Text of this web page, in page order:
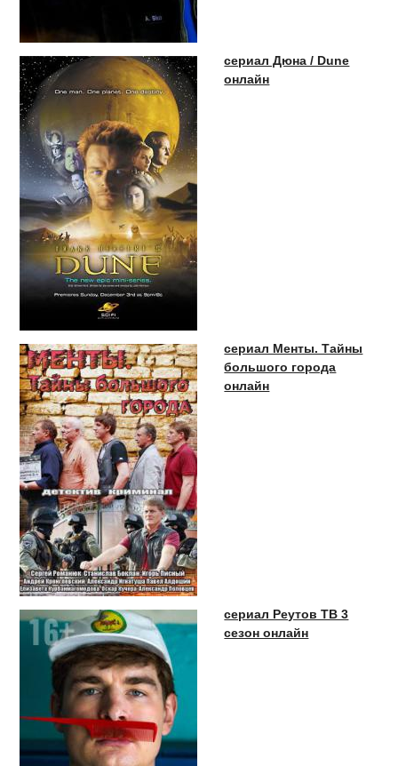
сериал Дюна / Dune
онлайн
сериал Менты. Тайны
большого города
онлайн
сериал Реутов ТВ 3
сезон онлайн